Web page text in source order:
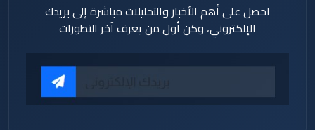
احصل على أهم الأخبار والتحليلات مباشرة إلى بريدك
الإلكتروني، وكن أول من يعرف آخر التطورات